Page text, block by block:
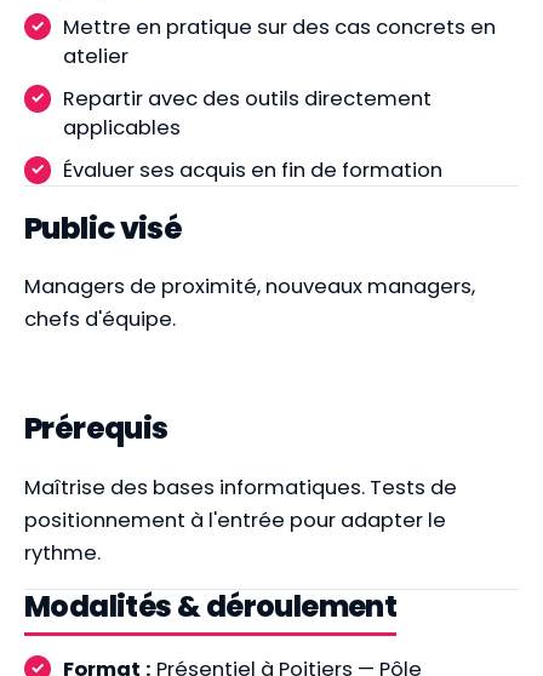
Mettre en pratique sur des cas concrets en
atelier
Repartir avec des outils directement
applicables
Évaluer ses acquis en fin de formation
Public visé
Managers de proximité, nouveaux managers,
chefs d'équipe.
Prérequis
Maîtrise des bases informatiques. Tests de
positionnement à l'entrée pour adapter le
rythme.
Modalités & déroulement
Format : Présentiel à Poitiers — Pôle